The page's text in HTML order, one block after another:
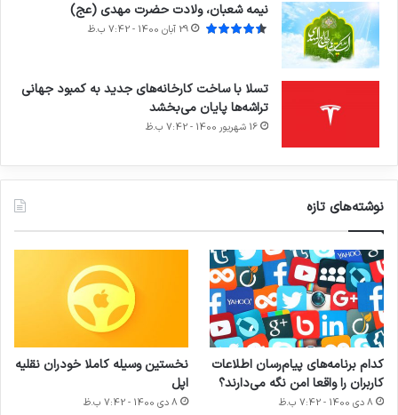
نیمه شعبان، ولادت حضرت مهدی (عج)
29 آبان 1400 - 7:42 ب.ظ
تسلا با ساخت کارخانه‌های جدید به کمبود جهانی
تراشه‌ها پایان می‌بخشد
16 شهریور 1400 - 7:42 ب.ظ
نوشته‌های تازه
کدام برنامه‌های پیام‌رسان اطلاعات
کاربران را واقعا امن نگه می‌دارند؟
8 دی 1400 - 7:42 ب.ظ
نخستین وسیله کاملا خودران نقلیه
اپل
8 دی 1400 - 7:42 ب.ظ